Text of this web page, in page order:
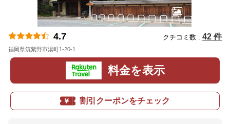
4.7 クチコミ数 : 42 件
福岡県筑紫野市湯町1-20-1
料金を表示
割引クーポンをチェック